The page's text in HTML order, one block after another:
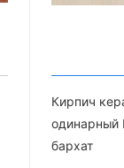
Кирпич
одинарный
бархат